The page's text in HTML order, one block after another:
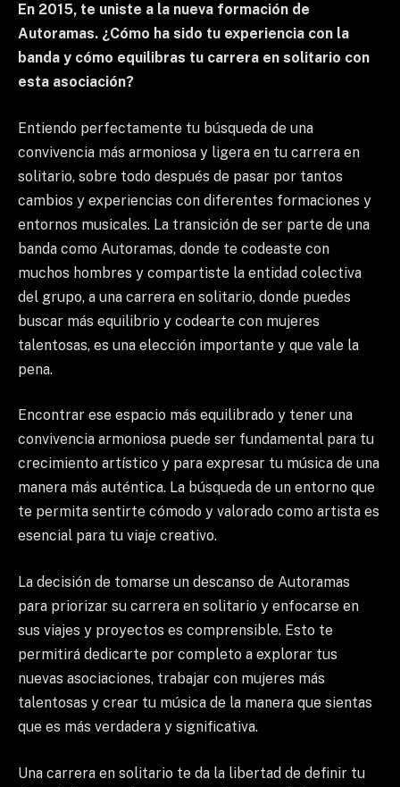
En 2015, te uniste a la nueva formación de
Autoramas. ¿Cómo ha sido tu experiencia con la
banda y cómo equilibras tu carrera en solitario con
esta asociación?
Entiendo perfectamente tu búsqueda de una
convivencia más armoniosa y ligera en tu carrera en
solitario, sobre todo después de pasar por tantos
cambios y experiencias con diferentes formaciones y
entornos musicales. La transición de ser parte de una
banda como Autoramas, donde te codeaste con
muchos hombres y compartiste la entidad colectiva
del grupo, a una carrera en solitario, donde puedes
buscar más equilibrio y codearte con mujeres
talentosas, es una elección importante y que vale la
pena.
Encontrar ese espacio más equilibrado y tener una
convivencia armoniosa puede ser fundamental para tu
crecimiento artístico y para expresar tu música de una
manera más auténtica. La búsqueda de un entorno que
te permita sentirte cómodo y valorado como artista es
esencial para tu viaje creativo.
La decisión de tomarse un descanso de Autoramas
para priorizar su carrera en solitario y enfocarse en
sus viajes y proyectos es comprensible. Esto te
permitirá dedicarte por completo a explorar tus
nuevas asociaciones, trabajar con mujeres más
talentosas y crear tu música de la manera que sientas
que es más verdadera y significativa.
Una carrera en solitario te da la libertad de definir tu